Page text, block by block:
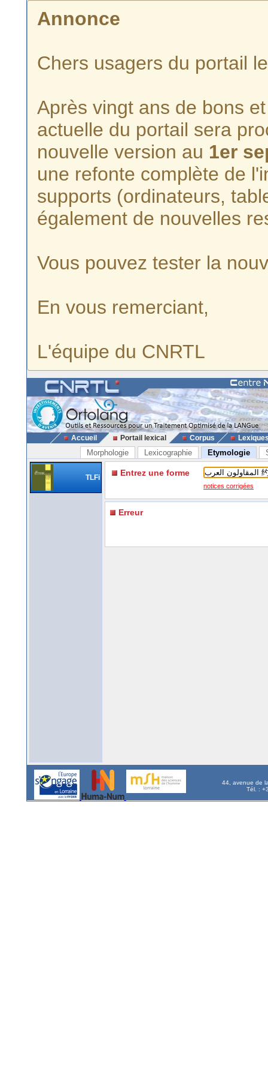
Annonce
Chers usagers du portail
Après vingt ans de bons
actuelle du portail sera
nouvelle version au 1er
une refonte complète de
supports (ordinateurs,
également de nouvelles
Vous pouvez tester la
En vous remerciant,
L'équipe du CNRTL
Accueil Portail lexical Corpus
Morphologie Lexicographie Etymologie
TLFi Entrez une forme
notices corrigées
Erreur
44, avenue de
Tél. :